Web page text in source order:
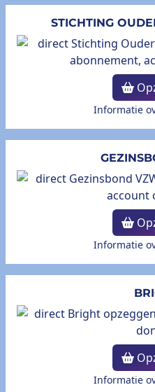
STICHTING
Informatie
Informatie
Informatie